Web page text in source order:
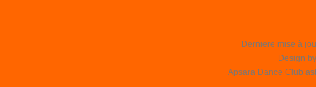
Derniere mise à
Design
Apsara Dance Club